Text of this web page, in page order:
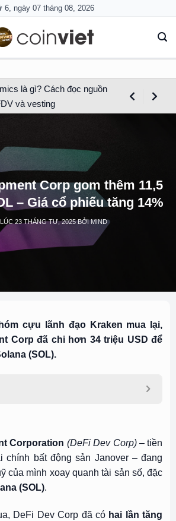
6, ngày 07 tháng 08, 2026
là gì? Cách đọc nguồn
và vesting
Corp gom thêm 11,5
– Giá cổ phiếu tăng 14%
23 THÁNG TƯ, 2025BỞIMIND
cựu lãnh đạo Kraken mua lại,
Corp đã chi hơn 34 triệu USD để
(SOL).
Corporation (DeFi Dev Corp) – tiền
chính bất động sản Janover – đang
của mình xoay quanh tài sản số, đặc
(SOL).
DeFi Dev Corp đã có hai lần tăng